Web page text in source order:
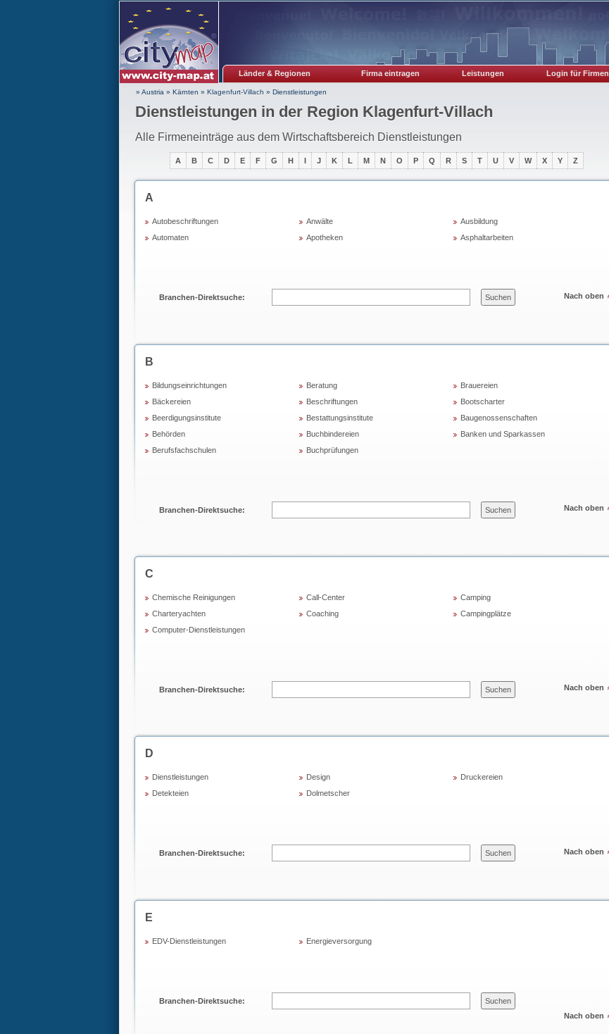
Länder & Regionen Firma eintragen Leistungen Login für Firmen
» Austria » Kärnten » Klagenfurt-Villach » Dienstleistungen
Dienstleistungen in der Region Klagenfurt-Villach
Alle Firmeneinträge aus dem Wirtschaftsbereich Dienstleistungen
A B C D E F G H I J K L M N O P Q R S T U V W X Y Z
A
Autobeschriftungen
Automaten
Anwälte
Apotheken
Ausbildung
Asphaltarbeiten
Nach oben
Branchen-Direktsuche:
B
Bildungseinrichtungen
Bäckereien
Beerdigungsinstitute
Behörden
Berufsfachschulen
Beratung
Beschriftungen
Bestattungsinstitute
Buchbindereien
Buchprüfungen
Brauereien
Bootscharter
Baugenossenschaften
Banken und Sparkassen
Nach oben
Branchen-Direktsuche:
C
Chemische Reinigungen
Charteryachten
Computer-Dienstleistungen
Call-Center
Coaching
Camping
Campingplätze
Nach oben
Branchen-Direktsuche:
D
Dienstleistungen
Detekteien
Design
Dolmetscher
Druckereien
Nach oben
Branchen-Direktsuche:
E
EDV-Dienstleistungen Energieversorgung
Nach oben
Branchen-Direktsuche: